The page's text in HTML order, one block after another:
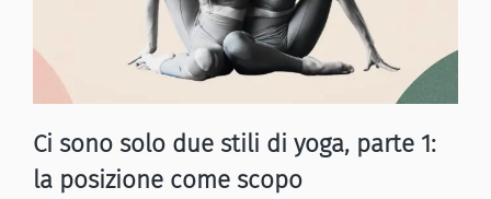
Ci sono solo due stili di yoga, parte 1:
la posizione come scopo